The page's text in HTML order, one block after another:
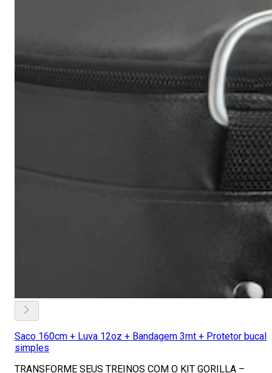
Saco 160cm + Luva 12oz + Bandagem 3mt + Protetor bucal
simples
TRANSFORME SEUS TREINOS COM O KIT GORILLA –